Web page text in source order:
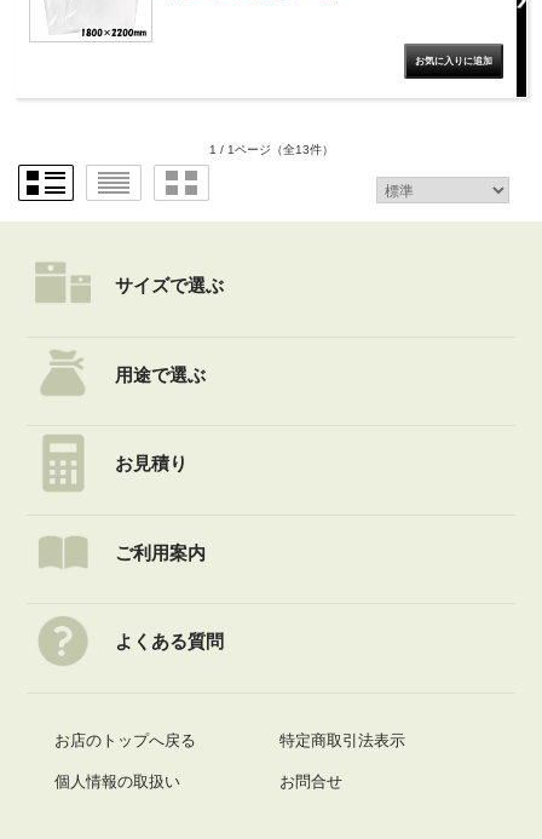
1 / 1ページ （全13件）
サイズで選ぶ
用途で選ぶ
お見積り
ご利用案内
よくある質問
お店のトップへ戻る 特定商取引法表示
個人情報の取扱い お問合せ